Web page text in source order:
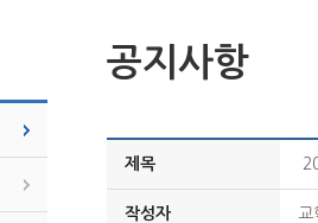
공지사항
제목
작성자 교